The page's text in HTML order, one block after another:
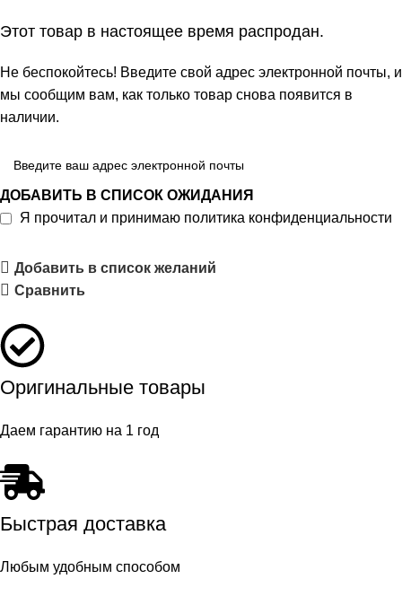
Этот товар в настоящее время распродан.
Не беспокойтесь! Введите свой адрес электронной почты, и
мы сообщим вам, как только товар снова появится в
наличии.
ДОБАВИТЬ В СПИСОК ОЖИДАНИЯ
Я прочитал и принимаю политика конфиденциальности
Добавить в список желаний
Сравнить
Оригинальные товары
Даем гарантию на 1 год
Быстрая доставка
Любым удобным способом